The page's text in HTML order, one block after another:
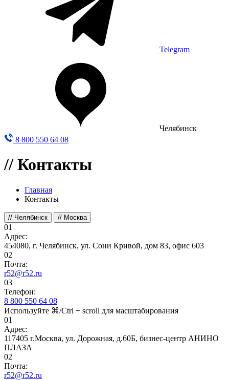
Telegram
Челябинск
8 800 550 64 08
// Контакты
Главная
Контакты
// Челябинск // Москва
01
Адрес:
454080, г. Челябинск, ул. Сони Кривой, дом 83, офис 603
02
Почта:
r52@r52.ru
03
Телефон:
8 800 550 64 08
Используйте ⌘/Ctrl + scroll для масштабирования
01
Адрес:
117405 г.Москва, ул. Дорожная, д.60Б, бизнес-центр АНИНО
ПЛАЗА
02
Почта:
r52@r52.ru